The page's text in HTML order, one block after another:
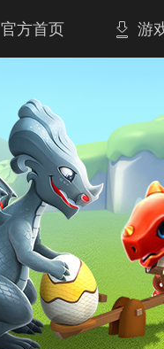
官方首页 游